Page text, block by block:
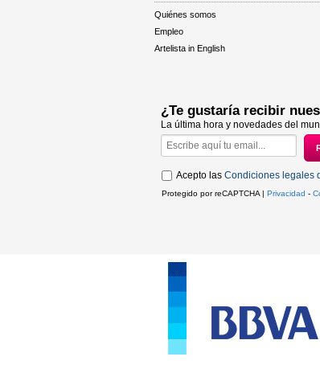
Quiénes somos
Empleo
Artelista in English
¿Te gustaría recibir
La última hora y novedades del
Acepto las Condiciones legales
Protegido por reCAPTCHA | Privacidad -